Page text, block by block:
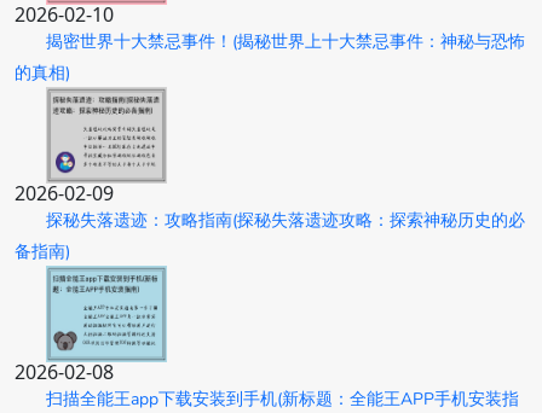
2026-02-10
揭密世界十大禁忌事件！(揭秘世界上十大禁忌事件：神秘与恐怖
的真相)
2026-02-09
探秘失落遗迹：攻略指南(探秘失落遗迹攻略：探索神秘历史的必
备指南)
2026-02-08
扫描全能王app下载安装到手机(新标题：全能王APP手机安装指